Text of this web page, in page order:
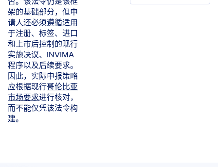
架的基础部分，但申
请人还必须遵循适用
于注册、标签、进口
和上市后控制的现行
实施决议、INVIMA
程序以及后续要求。
因此，实际申报策略
应根据现行哥伦比亚
市场要求进行核对，
而不能仅凭该法令构
建。